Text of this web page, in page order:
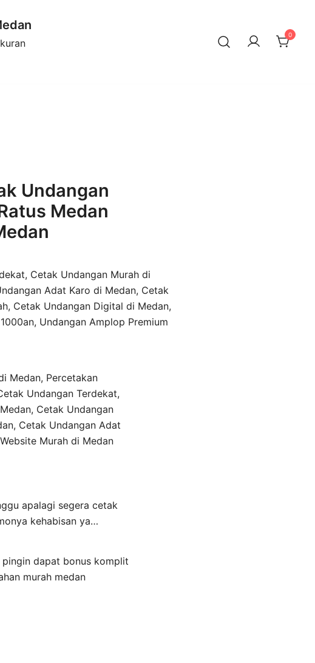
0
Undangan
Medan
Medan, Percetakan
Undangan Terdekat,
Cetak Undangan
Cetak Undangan Adat
Murah di Medan
apalagi segera cetak
kehabisan ya…
dapat bonus komplit
murah medan